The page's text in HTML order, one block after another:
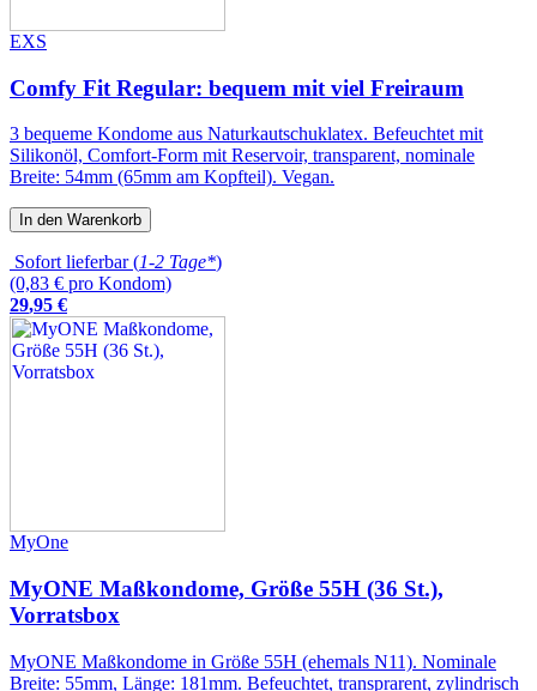
EXS
Comfy Fit Regular: bequem mit viel Freiraum
3 bequeme Kondome aus Naturkautschuklatex. Befeuchtet mit
Silikonöl, Comfort-Form mit Reservoir, transparent, nominale
Breite: 54mm (65mm am Kopfteil). Vegan.
In den Warenkorb
Sofort lieferbar (1-2 Tage*)
(0,83 € pro Kondom)
29,95 €
MyOne
MyONE Maßkondome, Größe 55H (36 St.),
Vorratsbox
MyONE Maßkondome in Größe 55H (ehemals N11). Nominale
Breite: 55mm, Länge: 181mm. Befeuchtet, transprarent, zylindrisch